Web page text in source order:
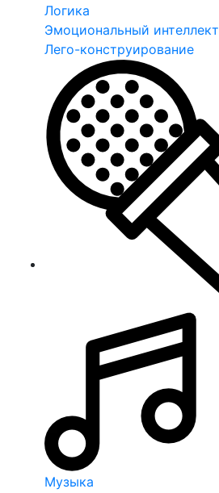
Логика
Эмоциональный интеллект
Лего-конструирование
Музыка